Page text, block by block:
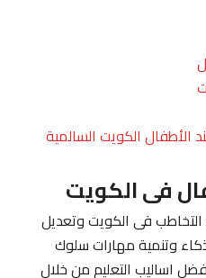
الأطفال الكويت السالمية
فى الكويت
فى الكويت وتعديل
وتنمية مهارات سلوك
اساليب التعليم من خلال